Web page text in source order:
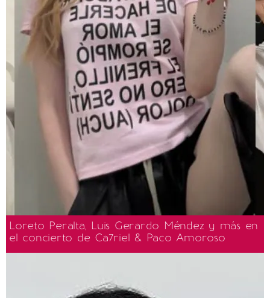
Loreto Peralta, Luis Gerardo Méndez y más en
el concierto de Ca7riel & Paco Amoroso